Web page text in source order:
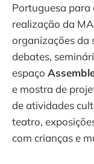
Portuguesa para
realização da
organizações da
debates,
espaço
e mostra de
de atividades
teatro,
com crianças e